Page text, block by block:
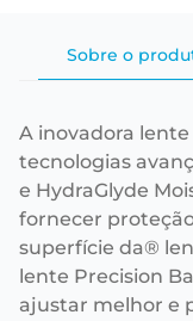
Sobre o
A inovadora
tecnologias
e HydraGlyde
fornecer
superfície da®
lente Precision
ajustar melhor e